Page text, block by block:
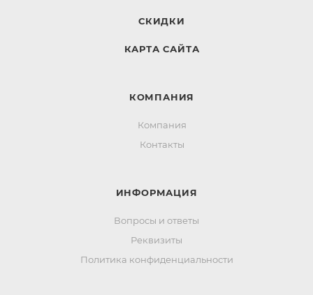
СКИДКИ
КАРТА САЙТА
КОМПАНИЯ
Компания
Контакты
ИНФОРМАЦИЯ
Вопросы и ответы
Реквизиты
Политика конфиденциальности